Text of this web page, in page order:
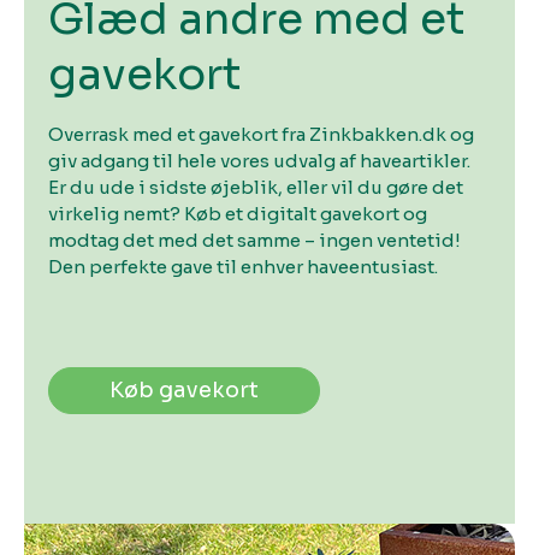
Glæd andre med et
gavekort
Overrask med et gavekort fra Zinkbakken.dk og
giv adgang til hele vores udvalg af haveartikler.
Er du ude i sidste øjeblik, eller vil du gøre det
virkelig nemt? Køb et digitalt gavekort og
modtag det med det samme – ingen ventetid!
Den perfekte gave til enhver haveentusiast.
Køb gavekort